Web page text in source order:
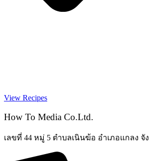
View Recipes
How To Media Co.Ltd.
เลขที่ 44 หมู่ 5 ตำบลเนินฆ้อ อำเภอแกลง จั